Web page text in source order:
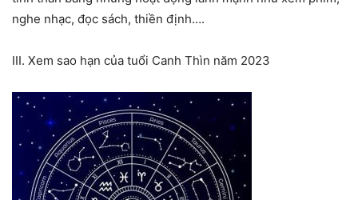
nghe nhạc, đọc sách, thiền định….
III. Xem sao hạn của tuổi Canh Thìn năm 2023